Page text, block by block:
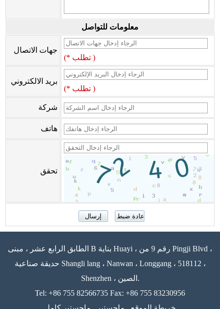
معلومات للتواصل
جهات الاتصال
(* تطلب )
بريد الالكتروني
(* تطلب )
شركة
هاتف
تحقق
الطابق الرابع عشر ، مبنى B بناية Huayi ، رقم 9 من Pingji Blvd ،
حديقة صناعية Shangli lang ، Nanwan ، Longgang ، 518112 ،
Shenzhen ، الصين.
Tel: +86 755 82566735 Fax: +86 755 83230956